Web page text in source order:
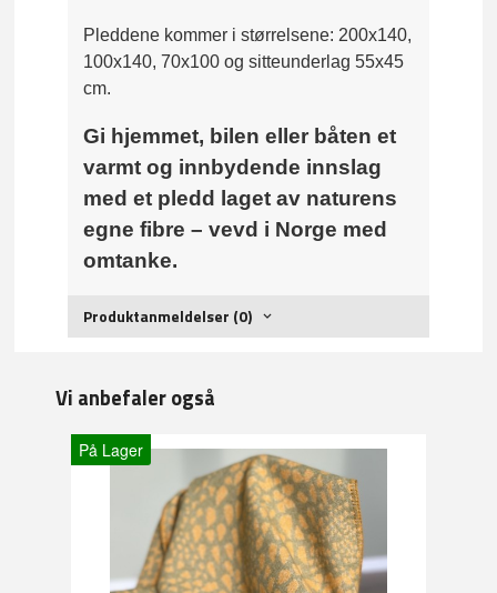
Pleddene kommer i størrelsene: 200x140,
100x140, 70x100 og sitteunderlag 55x45
cm.
Gi hjemmet, bilen eller båten et
varmt og innbydende innslag
med et pledd laget av naturens
egne fibre – vevd i Norge med
omtanke.
Produktanmeldelser (0)
Vi anbefaler også
På Lager